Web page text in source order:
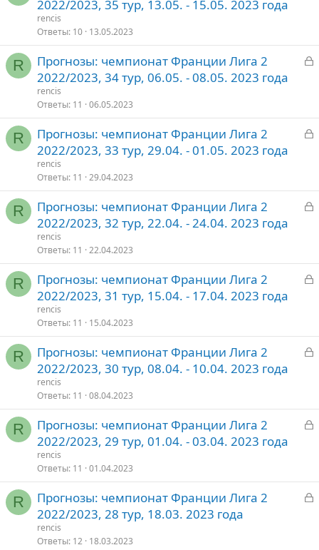
т
2022/2023, 35 тур, 13.05. - 15.05. 2023 года
rencis
Ответы 10 13.05.2023
R
З
т
Прогнозы: чемпионат Франции Лига 2
2022/2023, 34 тур, 06.05. - 08.05. 2023 года
rencis
Ответы 11 06.05.2023
R
З
т
Прогнозы: чемпионат Франции Лига 2
2022/2023, 33 тур, 29.04. - 01.05. 2023 года
rencis
Ответы 11 29.04.2023
R
З
т
Прогнозы: чемпионат Франции Лига 2
2022/2023, 32 тур, 22.04. - 24.04. 2023 года
rencis
Ответы 11 22.04.2023
R
З
т
Прогнозы: чемпионат Франции Лига 2
2022/2023, 31 тур, 15.04. - 17.04. 2023 года
rencis
Ответы 11 15.04.2023
R
З
т
Прогнозы: чемпионат Франции Лига 2
2022/2023, 30 тур, 08.04. - 10.04. 2023 года
rencis
Ответы 11 08.04.2023
R
З
т
Прогнозы: чемпионат Франции Лига 2
2022/2023, 29 тур, 01.04. - 03.04. 2023 года
rencis
Ответы 11 01.04.2023
R
З
Прогнозы: чемпионат Франции Лига 2
2022/2023, 28 тур, 18.03. 2023 года
rencis
Ответы 12 18.03.2023